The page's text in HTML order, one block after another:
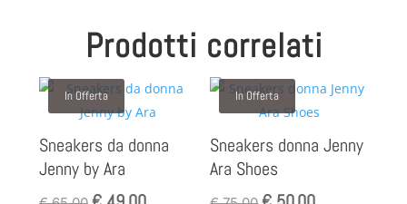
Prodotti correlati
In Offerta
Sneakers da donna
Jenny by Ara
Il
Il
In Offerta
Sneakers donna Jenny
Ara Shoes
Il
Il